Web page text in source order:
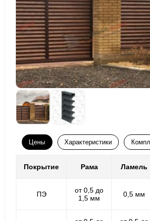
Цены Характеристики
Покрытие Рама Ламель
ПЭ
от 0,5 до
1,5 мм
0,5 мм